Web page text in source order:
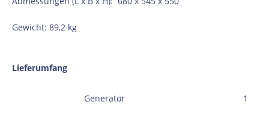
Gewicht: 89,2 kg
Lieferumfang
Generator 1